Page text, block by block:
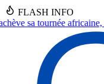
FLASH INFO
stratégiques en vue.